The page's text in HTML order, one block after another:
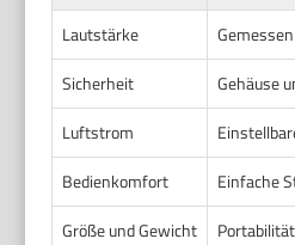
Lautstärke
Sicherheit
Gehäuse
Luftstrom
Bedienkomfort
Einfache
Größe und Gewicht